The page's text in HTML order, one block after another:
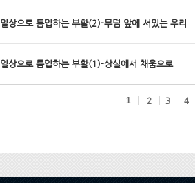
일상으로 틈입하는 부활(2)-무덤 앞에 서있는 우리
일상으로 틈입하는 부활(1)-상실에서 채움으로
1 2 3 4